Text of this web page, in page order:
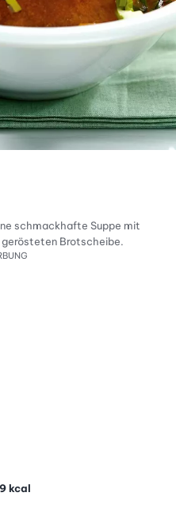
schmackhafte Suppe mit
gerösteten Brotscheibe.
kcal